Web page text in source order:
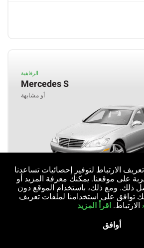
الرفاهية
Mercedes S
أو مشابهة
5 أشخاص
الارتباط لتوفير إحصائيات تساعدنا
على موقعنا. يمكنك معرفة المزيد أو
ذلك. ومع ذلك، باستخدام الموقع دون
توافق على استخدامنا لملفات تعريف
الارتباط. »
أوافق